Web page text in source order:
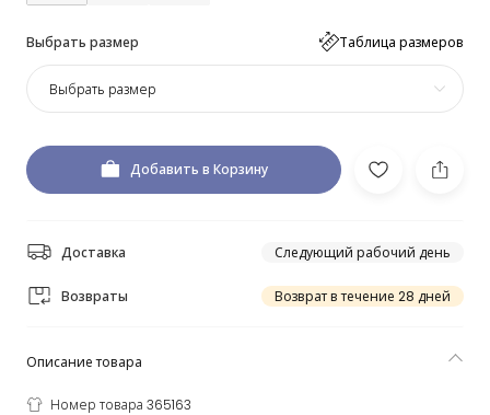
Выбрать размер Таблица размеров
Выбрать размер
Добавить в Корзину
Доставка Следующий рабочий день
Возвраты Возврат в течение 28 дней
Описание товара
Номер товара 365163